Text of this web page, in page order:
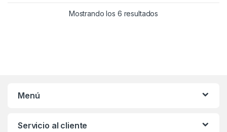
Mostrando los 6 resultados
Menú
Servicio al cliente